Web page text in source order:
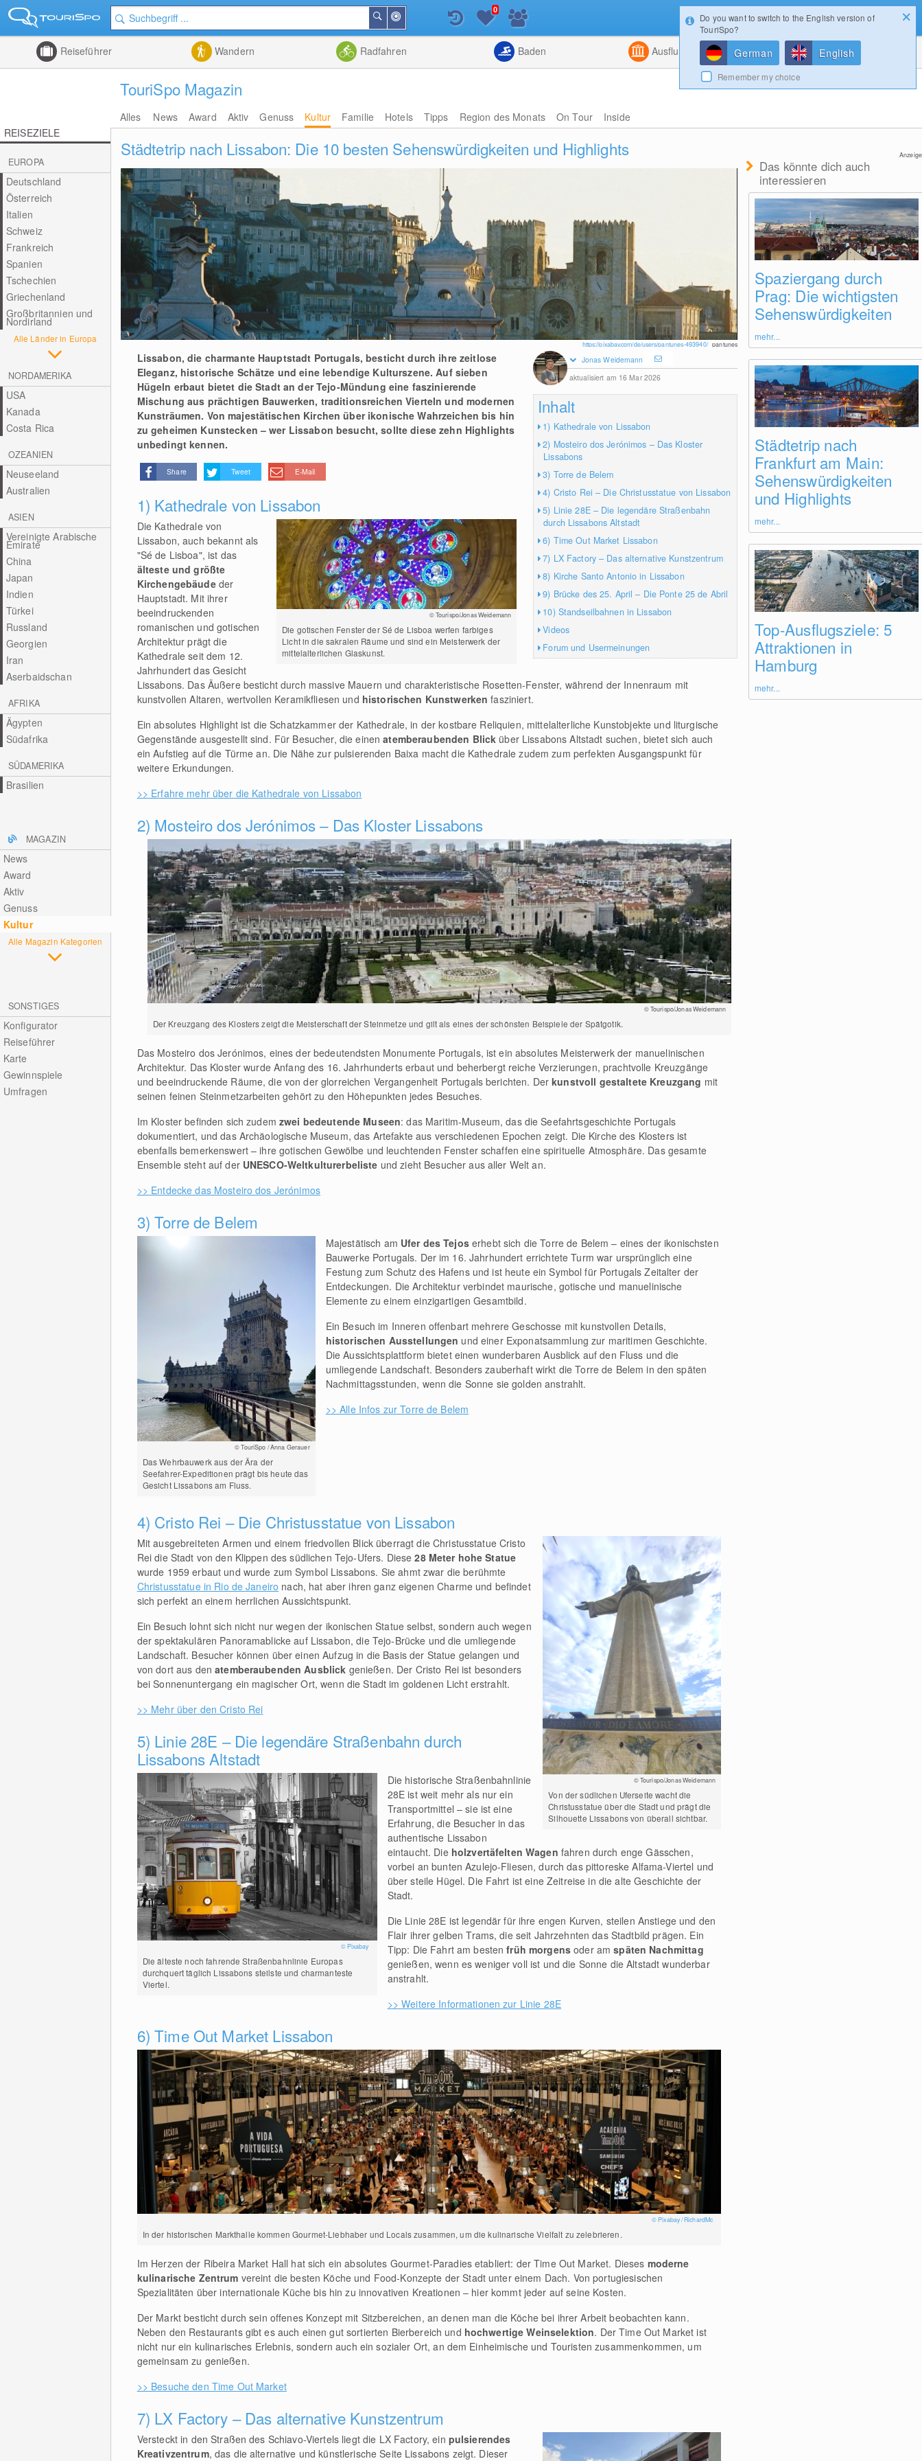
der
Nähe
Suchen
Listenansicht
Kombiniert
0
Reiseführer Wandern Radfahren Baden Ausflugsziele Magazin
TouriSpo Magazin
Alles News Award Aktiv Genuss Kultur Familie Hotels Tipps Region des Monats On Tour
Inside
REISEZIELE
EUROPA
Deutschland
Österreich
Italien
Schweiz
Frankreich
Spanien
Tschechien
Griechenland
Großbritannien und
Nordirland
Alle Länder in Europa
NORDAMERIKA
USA
Kanada
Costa Rica
OZEANIEN
Neuseeland
Australien
ASIEN
Vereinigte Arabische
Emirate
China
Japan
Indien
Türkei
Russland
Georgien
Iran
Aserbaidschan
AFRIKA
Ägypten
Südafrika
SÜDAMERIKA
Brasilien
MAGAZIN
News
Award
Aktiv
Genuss
Kultur
Alle Magazin Kategorien
SONSTIGES
Konfigurator
Reiseführer
Karte
Gewinnspiele
Umfragen
Städtetrip nach Lissabon: Die 10 besten Sehenswürdigkeiten und Highlights
https://pixabay.com/de/users/pantunes-493940/ pantunes
Jonas Weidemann
aktualisiert am 16 Mar 2026
Inhalt
1) Kathedrale von Lissabon
2) Mosteiro dos Jerónimos – Das Kloster
Lissabons
3) Torre de Belem
4) Cristo Rei – Die Christusstatue von Lissabon
5) Linie 28E – Die legendäre Straßenbahn
durch Lissabons Altstadt
6) Time Out Market Lissabon
7) LX Factory – Das alternative Kunstzentrum
8) Kirche Santo Antonio in Lissabon
9) Brücke des 25. April – Die Ponte 25 de Abril
10) Standseilbahnen in Lissabon
Videos
Forum und Usermeinungen
Lissabon, die charmante Hauptstadt Portugals, besticht durch ihre zeitlose
Eleganz, historische Schätze und eine lebendige Kulturszene. Auf sieben
Hügeln erbaut bietet die Stadt an der Tejo-Mündung eine faszinierende
Mischung aus prächtigen Bauwerken, traditionsreichen Vierteln und modernen
Kunsträumen. Von majestätischen Kirchen über ikonische Wahrzeichen bis hin
zu geheimen Kunstecken – wer Lissabon besucht, sollte diese zehn Highlights
unbedingt kennen.
Share Tweet E-Mail
1) Kathedrale von Lissabon
© Tourispo/Jonas Weidemann
Die gotischen Fenster der Sé de Lisboa werfen farbiges
Licht in die sakralen Räume und sind ein Meisterwerk der
mittelalterlichen Glaskunst.
Die Kathedrale von
Lissabon, auch bekannt als
"Sé de Lisboa", ist das
älteste und größte
Kirchengebäudeder
Hauptstadt. Mit ihrer
beeindruckenden
romanischen und gotischen
Architektur prägt die
Kathedrale seit dem 12.
Jahrhundert das Gesicht
Lissabons. Das Äußere besticht durch massive Mauern und charakteristische Rosetten-Fenster, während der Innenraum mit
kunstvollen Altaren, wertvollen Keramikfliesen und historischen Kunstwerken fasziniert.
Ein absolutes Highlight ist die Schatzkammer der Kathedrale, in der kostbare Reliquien, mittelalterliche Kunstobjekte und liturgische
Gegenstände ausgestellt sind. Für Besucher, die einenatemberaubenden Blick über Lissabons Altstadt suchen, bietet sich auch
ein Aufstieg auf die Türme an. Die Nähe zur pulsierenden Baixa macht die Kathedrale zudem zum perfekten Ausgangspunkt für
weitere Erkundungen.
>> Erfahre mehr über die Kathedrale von Lissabon
2) Mosteiro dos Jerónimos – Das Kloster Lissabons
© Tourispo/Jonas Weidemann
Der Kreuzgang des Klosters zeigt die Meisterschaft der Steinmetze und gilt als eines der schönsten Beispiele der Spätgotik.
Das Mosteiro dos Jerónimos, eines der bedeutendsten Monumente Portugals, ist ein absolutes Meisterwerk der manuelinischen
Architektur. Das Kloster wurde Anfang des 16. Jahrhunderts erbaut und beherbergt reiche Verzierungen, prachtvolle Kreuzgänge
und beeindruckende Räume, die von der glorreichen Vergangenheit Portugals berichten. Der kunstvoll gestaltete Kreuzgang mit
seinen feinen Steinmetzarbeiten gehört zu den Höhepunkten jedes Besuches.
Im Kloster befinden sich zudemzwei bedeutende Museen: das Maritim-Museum, das die Seefahrtsgeschichte Portugals
dokumentiert, und das Archäologische Museum, das Artefakte aus verschiedenen Epochen zeigt. Die Kirche des Klosters ist
ebenfalls bemerkenswert – ihre gotischen Gewölbe und leuchtenden Fenster schaffen eine spirituelle Atmosphäre. Das gesamte
Ensemble steht auf der UNESCO-Weltkulturerbeliste und zieht Besucher aus aller Welt an.
>> Entdecke das Mosteiro dos Jerónimos
3) Torre de Belem
© TouriSpo / Anna Gerauer
Das Wehrbauwerk aus der Ära der
Seefahrer-Expeditionen prägt bis heute das
Gesicht Lissabons am Fluss.
Majestätisch am Ufer des Tejoserhebt sich die Torre de Belem – eines der ikonischsten
Bauwerke Portugals. Der im 16. Jahrhundert errichtete Turm war ursprünglich eine
Festung zum Schutz des Hafens und ist heute ein Symbol für Portugals Zeitalter der
Entdeckungen. Die Architektur verbindet maurische, gotische und manuelinische
Elemente zu einem einzigartigen Gesamtbild.
Ein Besuch im Inneren offenbart mehrere Geschosse mit kunstvollen Details,
historischen Ausstellungen und einer Exponatsammlung zur maritimen Geschichte.
Die Aussichtsplattform bietet einen wunderbaren Ausblick auf den Fluss und die
umliegende Landschaft. Besonders zauberhaft wirkt die Torre de Belem in den späten
Nachmittagsstunden, wenn die Sonne sie golden anstrahlt.
>> Alle Infos zur Torre de Belem
4) Cristo Rei – Die Christusstatue von Lissabon
© Tourispo/Jonas Weidemann
Von der südlichen Uferseite wacht die
Christusstatue über die Stadt und prägt die
Silhouette Lissabons von überall sichtbar.
Mit ausgebreiteten Armen und einem friedvollen Blick überragt die Christusstatue Cristo
Rei die Stadt von den Klippen des südlichen Tejo-Ufers. Diese28 Meter hohe Statue
wurde 1959 erbaut und wurde zum Symbol Lissabons. Sie ahmt zwar die berühmte
Christusstatue in Rio de Janeiro nach, hat aber ihren ganz eigenen Charme und befindet
sich perfekt an einem herrlichen Aussichtspunkt.
Ein Besuch lohnt sich nicht nur wegen der ikonischen Statue selbst, sondern auch wegen
der spektakulären Panoramablicke auf Lissabon, die Tejo-Brücke und die umliegende
Landschaft. Besucher können über einen Aufzug in die Basis der Statue gelangen und
von dort aus denatemberaubenden Ausblick genießen. Der Cristo Rei ist besonders
bei Sonnenuntergang ein magischer Ort, wenn die Stadt im goldenen Licht erstrahlt.
>> Mehr über den Cristo Rei
5) Linie 28E – Die legendäre Straßenbahn durch
Lissabons Altstadt
© Pixabay
Die älteste noch fahrende Straßenbahnlinie Europas
durchquert täglich Lissabons steilste und charmanteste
Viertel.
Die historische Straßenbahnlinie
28E ist weit mehr als nur ein
Transportmittel – sie ist eine
Erfahrung, die Besucher in das
authentische Lissabon
eintaucht. Die holzvertäfelten Wagen fahren durch enge Gässchen,
vorbei an bunten Azulejo-Fliesen, durch das pittoreske Alfama-Viertel und
über steile Hügel. Die Fahrt ist eine Zeitreise in die alte Geschichte der
Stadt.
Die Linie 28E ist legendär für ihre engen Kurven, steilen Anstiege und den
Flair ihrer gelben Trams, die seit Jahrzehnten das Stadtbild prägen. Ein
Tipp: Die Fahrt am bestenfrüh morgensoder amspäten Nachmittag
genießen, wenn es weniger voll ist und die Sonne die Altstadt wunderbar
anstrahlt.
>> Weitere Informationen zur Linie 28E
6) Time Out Market Lissabon
© Pixabay / RichardMc
In der historischen Markthalle kommen Gourmet-Liebhaber und Locals zusammen, um die kulinarische Vielfalt zu zelebrieren.
Im Herzen der Ribeira Market Hall hat sich ein absolutes Gourmet-Paradies etabliert: der Time Out Market. Dieses moderne
kulinarische Zentrum vereint die besten Köche und Food-Konzepte der Stadt unter einem Dach. Von portugiesischen
Spezialitäten über internationale Küche bis hin zu innovativen Kreationen – hier kommt jeder auf seine Kosten.
Der Markt besticht durch sein offenes Konzept mit Sitzbereichen, an denen man die Köche bei ihrer Arbeit beobachten kann.
Neben den Restaurants gibt es auch einen gut sortierten Bierbereich und hochwertige Weinselektion. Der Time Out Market ist
nicht nur ein kulinarisches Erlebnis, sondern auch ein sozialer Ort, an dem Einheimische und Touristen zusammenkommen, um
gemeinsam zu genießen.
>> Besuche den Time Out Market
7) LX Factory – Das alternative Kunstzentrum
Versteckt in den Straßen des Schiavo-Viertels liegt die LX Factory, ein pulsierendes
Kreativzentrum, das die alternative und künstlerische Seite Lissabons zeigt. Dieser
Anzeige
Das könnte dich auch
interessieren
Spaziergang durch
Prag: Die wichtigsten
Sehenswürdigkeiten
mehr...
Städtetrip nach
Frankfurt am Main:
Sehenswürdigkeiten
und Highlights
mehr...
Top-Ausflugsziele: 5
Attraktionen in
Hamburg
mehr...
Login
Do you want to switch to the English version of
TouriSpo?
German English
Remember my choice
Konfigurator Gewinnspiele